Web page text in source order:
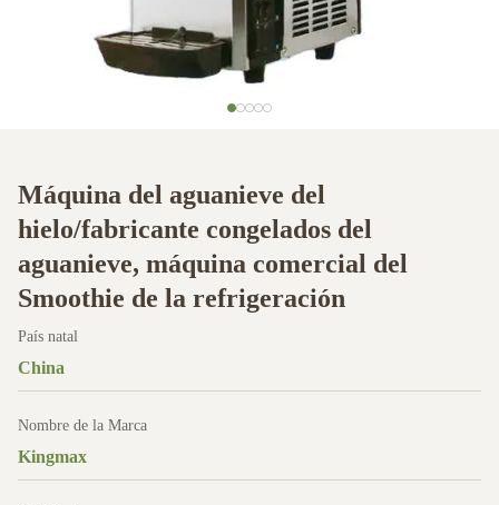
Máquina del aguanieve del
hielo/fabricante congelados del
aguanieve, máquina comercial del
Smoothie de la refrigeración
País natal
China
Nombre de la Marca
Kingmax